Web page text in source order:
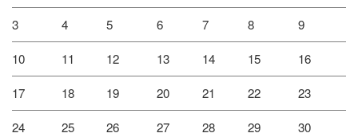
3 4 5 6 7 8 9
10 11 12 13 14 15 16
17 18 19 20 21 22 23
24 25 26 27 28 29 30